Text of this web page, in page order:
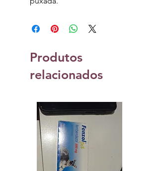
Produtos
relacionados